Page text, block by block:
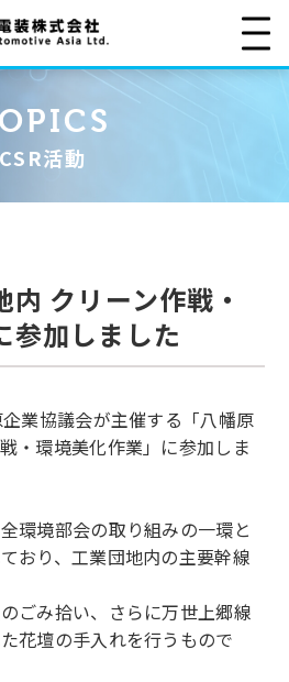
CSR活動
クリーン作戦・
参加しました
業協議会が主催する「八幡原
・環境美化作業」に参加しま
環境部会の取り組みの一環と
おり、工業団地内の主要幹線
ごみ拾い、さらに万世上郷線
花壇の手入れを行うもので